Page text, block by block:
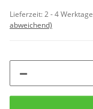
Lieferzeit:2 - 4 Werktage
abweichend)